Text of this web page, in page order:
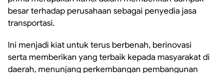
besar terhadap perusahaan sebagai penyedia jasa
transportasi.
Ini menjadi kiat untuk terus berbenah, berinovasi
serta memberikan yang terbaik kepada masyarakat di
daerah, menunjang perkembangan pembangunan